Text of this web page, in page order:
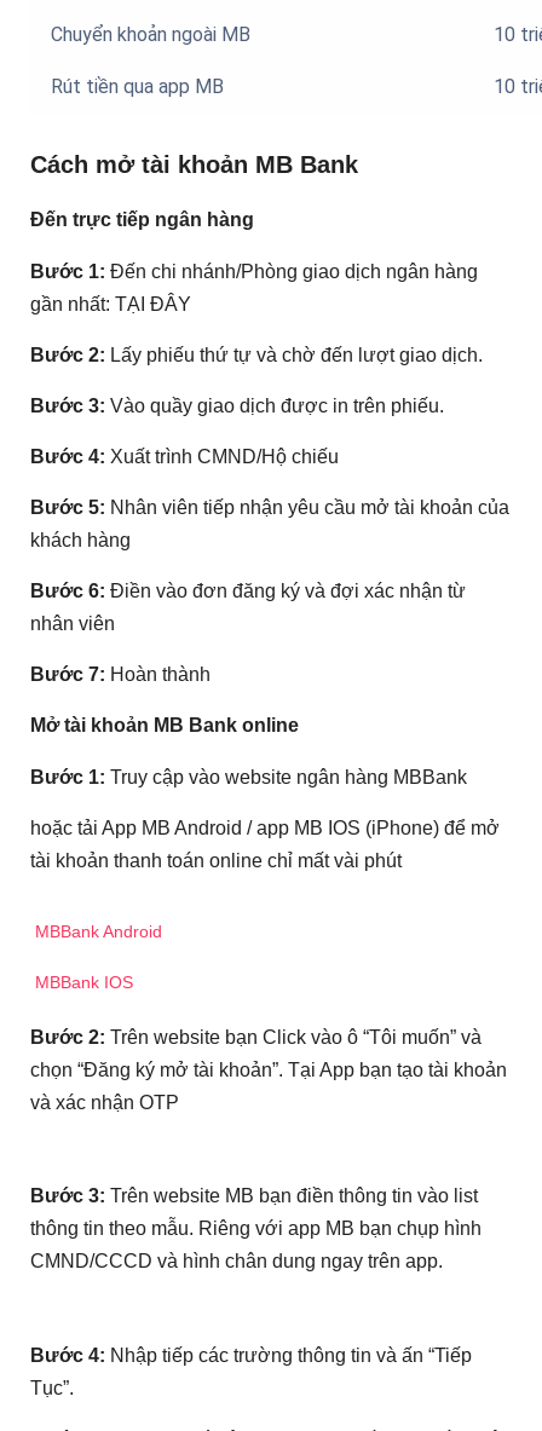
Chuyển khoản ngoài MB 10
Rút tiền qua app MB 10
Cách mở tài khoản MB Bank
Đến trực tiếp ngân hàng
Bước 1: Đến chi nhánh/Phòng giao dịch ngân hàng
gần nhất: TẠI ĐÂY
Bước 2: Lấy phiếu thứ tự và chờ đến lượt giao dịch.
Bước 3: Vào quầy giao dịch được in trên phiếu.
Bước 4: Xuất trình CMND/Hộ chiếu
Bước 5: Nhân viên tiếp nhận yêu cầu mở tài khoản của
khách hàng
Bước 6: Điền vào đơn đăng ký và đợi xác nhận từ
nhân viên
Bước 7: Hoàn thành
Mở tài khoản MB Bank online
Bước 1: Truy cập vào website ngân hàng MBBank
hoặc tải App MB Android / app MB IOS (iPhone) để mở
tài khoản thanh toán online chỉ mất vài phút
MBBank Android
MBBank IOS
Bước 2: Trên website bạn Click vào ô “Tôi muốn” và
chọn “Đăng ký mở tài khoản”. Tại App bạn tạo tài khoản
và xác nhận OTP
Bước 3: Trên website MB bạn điền thông tin vào list
thông tin theo mẫu. Riêng với app MB bạn chụp hình
CMND/CCCD và hình chân dung ngay trên app.
Bước 4: Nhập tiếp các trường thông tin và ấn “Tiếp
Tục”.